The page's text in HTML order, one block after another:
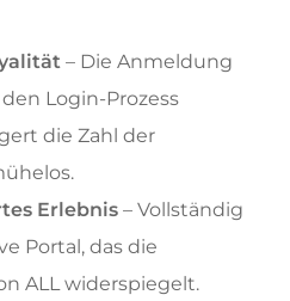
– Die Anmeldung
Login-Prozess
die Zahl der
Erlebnis– Vollständig
Portal, das die
ALL widerspiegelt.